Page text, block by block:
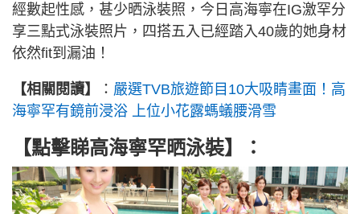
經數起性感，甚少晒泳裝照，今日高海寧在IG激罕分
享三點式泳裝照片，四搭五入已經踏入40歲的她身材
依然fit到漏油！
【相關閱讀】 ： 嚴選TVB旅遊節目10大吸睛畫面！高
海寧罕有鏡前浸浴 上位小花露螞蟻腰滑雪
【點擊睇高海寧罕晒泳裝】 ：